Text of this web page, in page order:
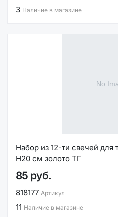
3 Наличие в магазине
Набор из 12-ти свечей для
H20 см золото ТГ
85 руб.
818177 Артикул
11 Наличие в магазине